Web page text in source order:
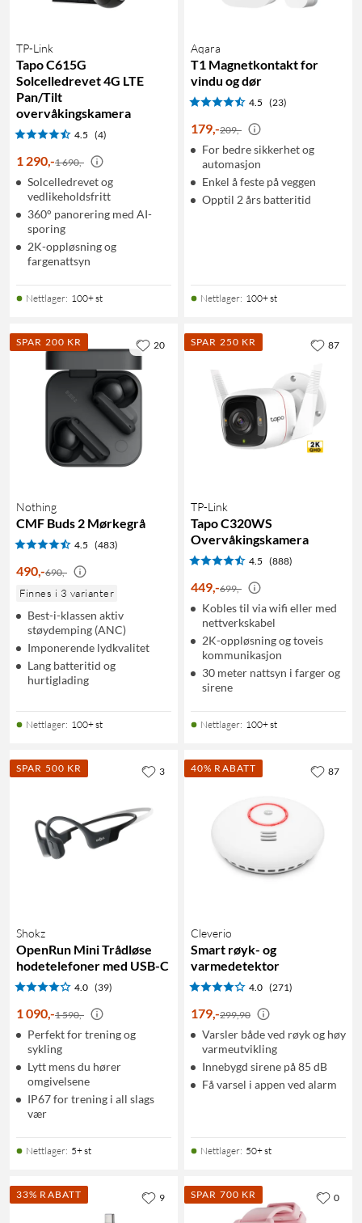
TP-Link
Tapo C615G
Solcelledrevet 4G LTE
Pan/Tilt
overvåkingskamera
4.5 (4)
1 290,-1 690,-
Solcelledrevet og
vedlikeholdsfritt
360° panorering med AI-
sporing
2K-oppløsning og
fargenattsyn
Nettlager: 100+ st
Aqara
T1 Magnetkontakt for
vindu og dør
4.5 (23)
179,-209,-
For bedre sikkerhet og
automasjon
Enkel å feste på veggen
Opptil 2 års batteritid
Nettlager: 100+ st
SPAR 200 KR
Nothing
CMF Buds 2 Mørkegrå
4.5 (483)
490,-690,-
Finnes i 3 varianter
Best-i-klassen aktiv
støydemping (ANC)
Imponerende lydkvalitet
Lang batteritid og
hurtiglading
Nettlager: 100+ st
20 SPAR 250 KR
TP-Link
Tapo C320WS
Overvåkingskamera
4.5 (888)
449,-699,-
Kobles til via wifi eller med
nettverkskabel
2K-oppløsning og toveis
kommunikasjon
30 meter nattsyn i farger og
sirene
Nettlager: 100+ st
87
SPAR 500 KR
Shokz
OpenRun Mini Trådløse
hodetelefoner med USB-C
4.0 (39)
1 090,-1 590,-
Perfekt for trening og
sykling
Lytt mens du hører
omgivelsene
IP67 for trening i all slags
vær
Nettlager: 5+ st
3 40% RABATT
Cleverio
Smart røyk- og
varmedetektor
4.0 (271)
179,-299,90
Varsler både ved røyk og høy
varmeutvikling
Innebygd sirene på 85 dB
Få varsel i appen ved alarm
Nettlager: 50+ st
87
33% RABATT 9 SPAR 700 KR 0